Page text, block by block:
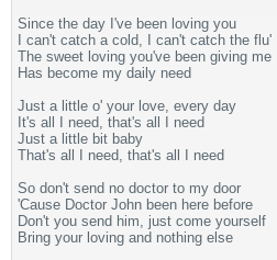
Since the day I've been loving you
I can't catch a cold, I can't catch the flu'
The sweet loving you've been giving me
Has become my daily need
Just a little o' your love, every day
It's all I need, that's all I need
Just a little bit baby
That's all I need, that's all I need
So don't send no doctor to my door
'Cause Doctor John been here before
Don't you send him, just come yourself
Bring your loving and nothing else